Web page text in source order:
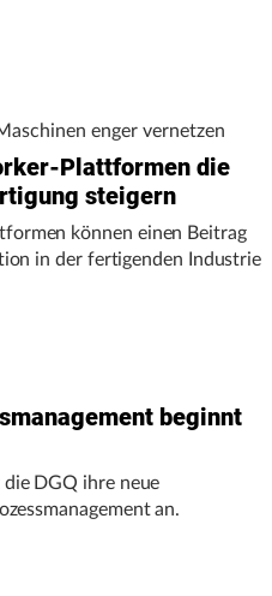
enger vernetzen
Plattformen die
steigern
können einen Beitrag
in der fertigenden Industrie
beginnt
DGQ ihre neue
an.